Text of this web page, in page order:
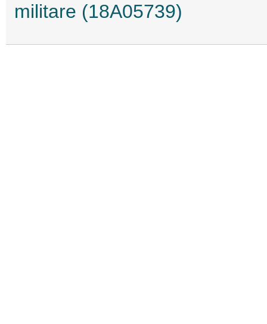
militare (18A05739)